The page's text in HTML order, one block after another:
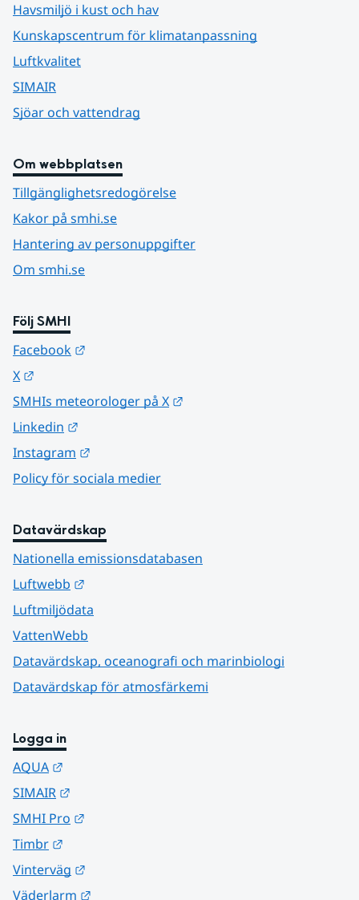
Havsmiljö i kust och hav
Kunskapscentrum för klimatanpassning
Luftkvalitet
SIMAIR
Sjöar och vattendrag
Om webbplatsen
Tillgänglighetsredogörelse
Kakor på smhi.se
Hantering av personuppgifter
Om smhi.se
Följ SMHI
Facebook
X
SMHIs meteorologer på X
Linkedin
Instagram
Policy för sociala medier
Datavärdskap
Nationella emissionsdatabasen
Luftwebb
Luftmiljödata
VattenWebb
Datavärdskap, oceanografi och marinbiologi
Datavärdskap för atmosfärkemi
Logga in
AQUA
SIMAIR
SMHI Pro
Timbr
Vinterväg
Väderlarm